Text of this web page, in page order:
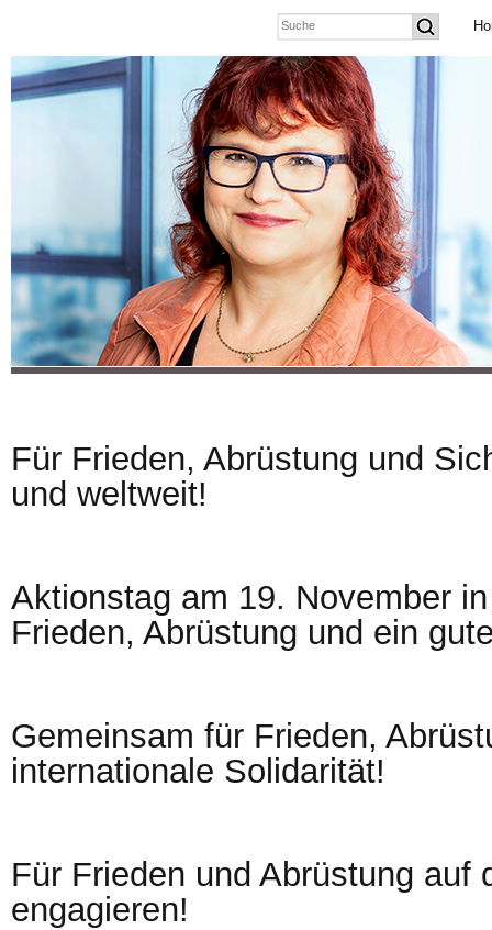
Für Frieden, Abrüstung und
und weltweit!
Aktionstag am 19. November
Frieden, Abrüstung und ein
Gemeinsam für Frieden,
internationale Solidarität!
Für Frieden und Abrüstung auf
engagieren!